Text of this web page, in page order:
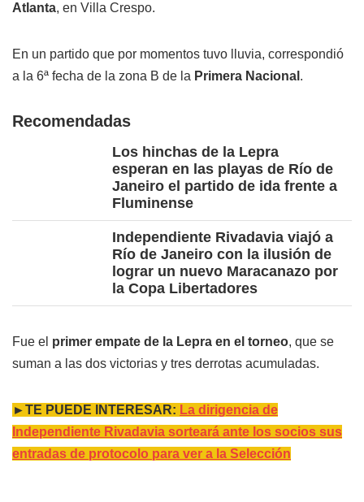
Atlanta, en Villa Crespo.
En un partido que por momentos tuvo lluvia, correspondió
a la 6ª fecha de la zona B de la Primera Nacional .
Recomendadas
Los hinchas de la Lepra
esperan en las playas de Río de
Janeiro el partido de ida frente a
Fluminense
Independiente Rivadavia viajó a
Río de Janeiro con la ilusión de
lograr un nuevo Maracanazo por
la Copa Libertadores
Fue el primer empate de la Lepra en el torneo, que se
suman a las dos victorias y tres derrotas acumuladas.
►TE PUEDE INTERESAR: La dirigencia de
Independiente Rivadavia sorteará ante los socios sus
entradas de protocolo para ver a la Selección